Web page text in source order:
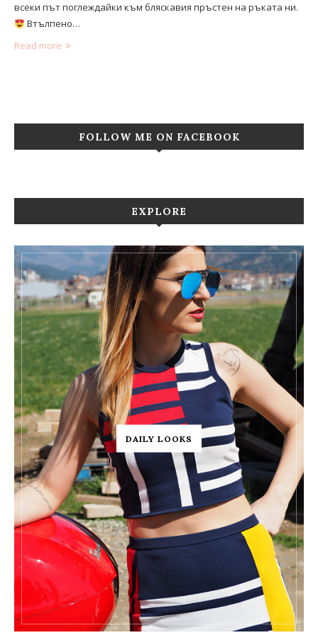
всеки път поглеждайки към бляскавия пръстен на ръката ни.
Втълпено…
Read more
FOLLOW ME ON FACEBOOK
EXPLORE
DAILY LOOKS